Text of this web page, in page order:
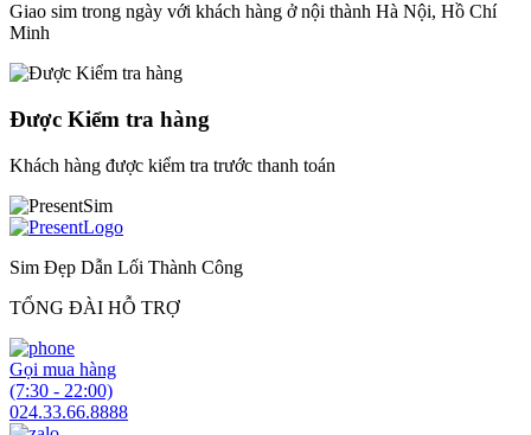
Giao sim trong ngày với khách hàng ở nội thành Hà Nội, Hồ Chí
Minh
Được Kiểm tra hàng
Khách hàng được kiểm tra trước thanh toán
Sim Đẹp Dẫn Lối Thành Công
TỔNG ĐÀI HỖ TRỢ
Gọi mua hàng
(7:30 - 22:00)
024.33.66.8888